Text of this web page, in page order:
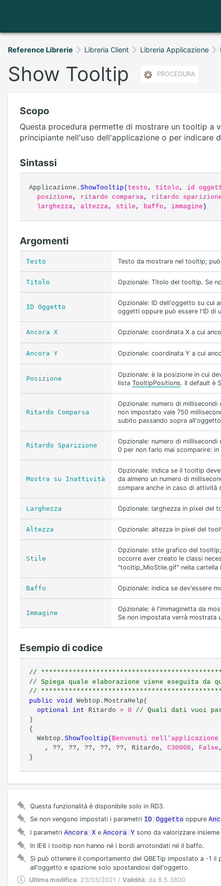
Reference Librerie Libreria Client Libreria Applicazione
Show Tooltip PROCEDURA
Scopo
Questa procedura permette di mostrare un tooltip a
principiante nell'uso dell'applicazione o per indicare
Sintassi
Applicazione.ShowTooltip ( testo , titolo , id
posizione , ritardo comparsa, ritardo
larghezza,altezza, stile , baffo , immagine )
Argomenti
Testo Testo da mostrare nel tooltip;
Titolo Opzionale: Titolo del tooltip. Se
ID Oggetto
Opzionale: ID dell'oggetto su cui
oggetti oppure può essere l'ID di
Ancora X Opzionale: coordinata X a cui
Ancora Y Opzionale: coordinata Y a cui
Posizione
Opzionale: è la posizione in cui
lista TooltipPositions. Il default è
Ritardo Comparsa
Opzionale: numero di
non impostato vale 750
subito passando sopra
Ritardo Sparizione
Opzionale: numero di
0 per non farlo mai scomparire:
Mostra su Inattività
Opzionale: indica se il tooltip
da almeno un numero di
compare anche in caso di attività
Larghezza Opzionale: larghezza in pixel del
Altezza Opzionale: altezza in pixel del
Stile
Opzionale: stile grafico del
occorre aver creato le classi
"tooltip_MioStile.gif" nella cartella
Baffo Opzionale: indica se dev'essere
Immagine
Opzionale: è l'immaginetta da
Se non impostata verrà mostrata
Esempio di codice
//
// Spiega quale elaborazione viene eseguita da
//
publicvoidWebtop.MostraHelp(
optional int Ritardo = 0
// Quali dati vuoi
)
{
Webtop.ShowTooltip ( Benvenuti
,?? ,?? ,?? ,?? ,?? , Ritardo ,C30000 , False
}
Questa funzionalità è disponibile solo in RD3.
Se non vengono impostati i parametri ID Oggetto oppure
I parametri Ancora Xe Ancora Ysono da valorizzare
In IE6 i tooltip non hanno né i bordi arrotondati né il baffo.
Si può ottenere il comportamento del QBETip impostato a -1 il
all'oggetto e spazione solo spostandosi dall'oggetto.
Ultima modifica: 23/03/2021 /Validità: da 8.5.3800